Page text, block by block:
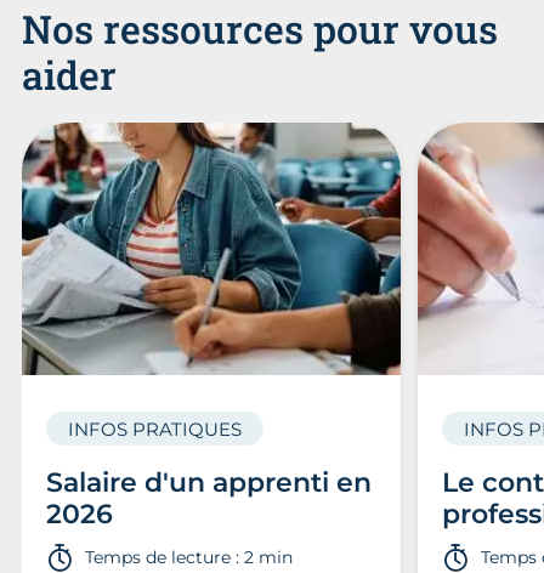
Nos ressources pour vous
aider
Salaire d'un apprenti en
2026
INFOS PRATIQUES
Temps de lecture : 2 min
Le
INFOS
Temps